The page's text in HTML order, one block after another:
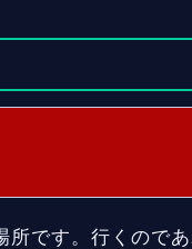
です。行くので